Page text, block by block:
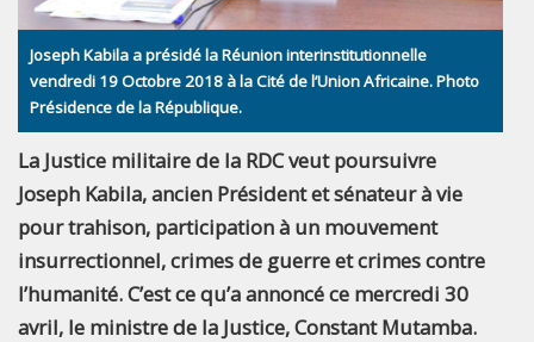
Joseph Kabila a présidé la Réunion interinstitutionnelle
vendredi 19 Octobre 2018 à la Cité de l’Union Africaine. Photo
Présidence de la République.
La Justice militaire de la RDC veut poursuivre
Joseph Kabila, ancien Président et sénateur à vie
pour trahison, participation à un mouvement
insurrectionnel, crimes de guerre et crimes contre
l’humanité. C’est ce qu’a annoncé ce mercredi 30
avril, le ministre de la Justice, Constant Mutamba.